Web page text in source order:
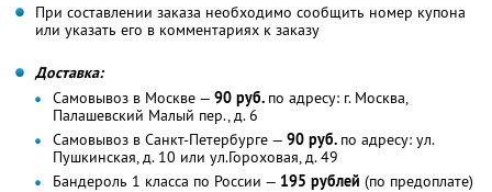
При составлении заказа необходимо сообщить номер купона
или указать его в комментариях к заказу
Доставка:
Самовывоз в Москве — 90 руб. по адресу: г. Москва,
Палашевский Малый пер., д. 6
Самовывоз в Санкт-Петербурге — 90 руб. по адресу: ул.
Пушкинская, д. 10 или ул.Гороховая, д. 49
Бандероль 1 класса по России — 195 рублей (по предоплате)